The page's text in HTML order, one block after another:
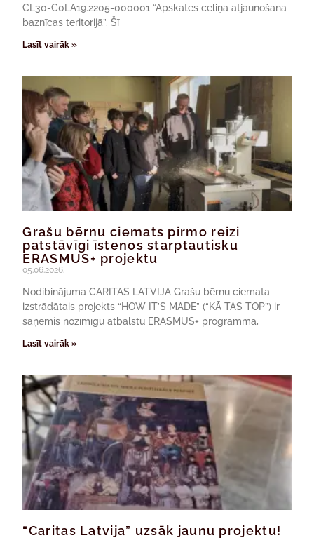
CL30-C0LA19.2205-000001 “Apskates celiņa atjaunošana
baznīcas teritorijā”. Šī
Lasīt vairāk »
Grašu bērnu ciemats pirmo reizi
patstāvīgi īstenos starptautisku
ERASMUS+ projektu
05.06.2026.
Nodibinājuma CARITAS LATVIJA Grašu bērnu ciemata
izstrādātais projekts “HOW IT’S MADE” (“KĀ TAS TOP”) ir
saņēmis nozīmīgu atbalstu ERASMUS+ programmā,
Lasīt vairāk »
“Caritas Latvija” uzsāk jaunu projektu!